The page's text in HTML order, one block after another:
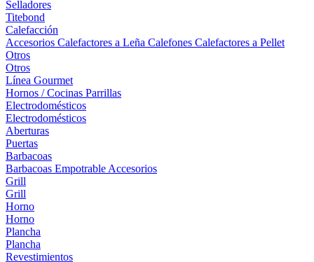
Selladores
Titebond
Calefacción
Accesorios Calefactores a Leña Calefones Calefactores a Pellet
Otros
Otros
Línea Gourmet
Hornos / Cocinas Parrillas
Electrodomésticos
Electrodomésticos
Aberturas
Puertas
Barbacoas
Barbacoas Empotrable Accesorios
Grill
Grill
Horno
Horno
Plancha
Plancha
Revestimientos